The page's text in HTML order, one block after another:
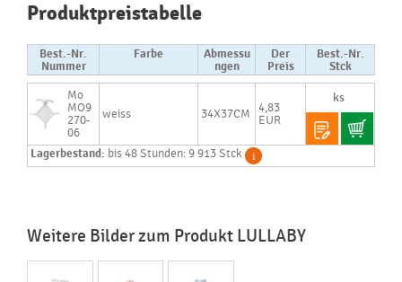
Produktpreistabelle
Best.-Nr.
Nummer
Farbe
Abmessu
ngen
Der
Preis
Best.-Nr.
Stck
Mo
MO9
270-
06
weiss 34X37CM
4,83
EUR
Lagerbestand: bis 48 Stunden: 9 913 Stck
Weitere Bilder zum Produkt LULLABY